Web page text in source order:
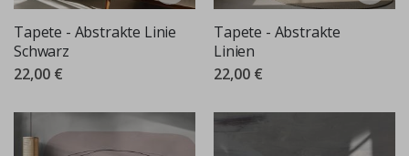
Tapete - Abstrakte Linie
Schwarz
22,00 €
Tapete - Abstrakte
Linien
22,00 €